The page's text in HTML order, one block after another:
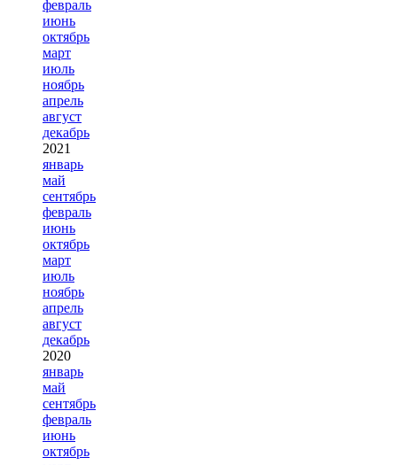
февраль
июнь
октябрь
март
июль
ноябрь
апрель
август
декабрь
2021
январь
май
сентябрь
февраль
июнь
октябрь
март
июль
ноябрь
апрель
август
декабрь
2020
январь
май
сентябрь
февраль
июнь
октябрь